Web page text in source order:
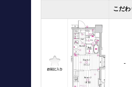
こだわ
-